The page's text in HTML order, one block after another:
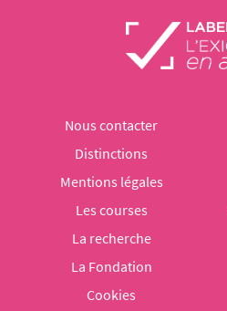
Nous contacter
Distinctions
Mentions légales
Les courses
La recherche
La Fondation
Cookies